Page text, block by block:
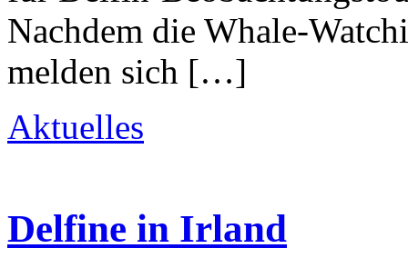
Nachdem die Whale-
melden sich […]
Aktuelles
Delfine in Irland